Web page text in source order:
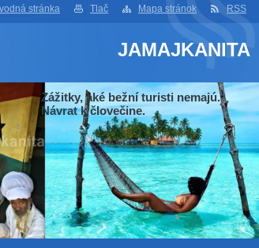
stránka Tlač Mapa stránok RSS
JAMAJKANITA
Zážitky, aké bežní turisti nemajú.
Návrat k človečine.